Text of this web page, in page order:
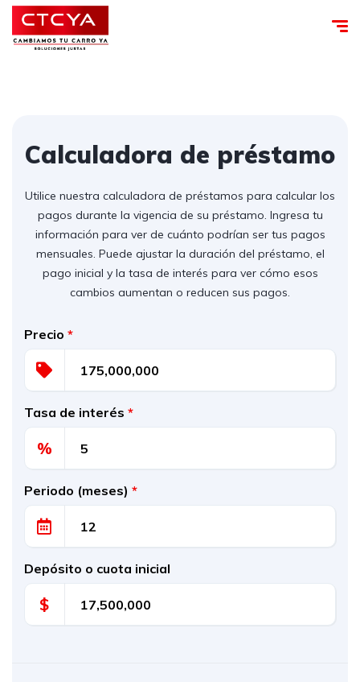
Calculadora de préstamo
Utilice nuestra calculadora de préstamos para calcular los
pagos durante la vigencia de su préstamo. Ingresa tu
información para ver de cuánto podrían ser tus pagos
mensuales. Puede ajustar la duración del préstamo, el
pago inicial y la tasa de interés para ver cómo esos
cambios aumentan o reducen sus pagos.
Precio *
Tasa de interés *
%
Periodo (meses) *
Depósito o cuota inicial
$